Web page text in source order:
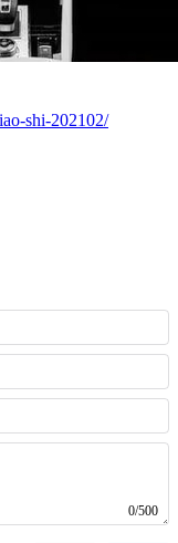
shi-202102/
0/500